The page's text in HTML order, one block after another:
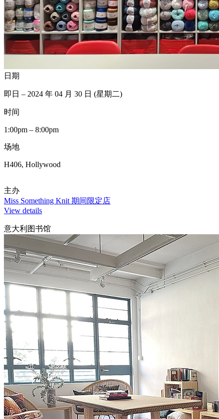
日期
即日 – 2024 年 04 月 30 日 (星期二)
时间
1:00pm – 8:00pm
场地
H406, Hollywood
主办
Miss Something Knit 期间限定店
View details
意大利图书馆